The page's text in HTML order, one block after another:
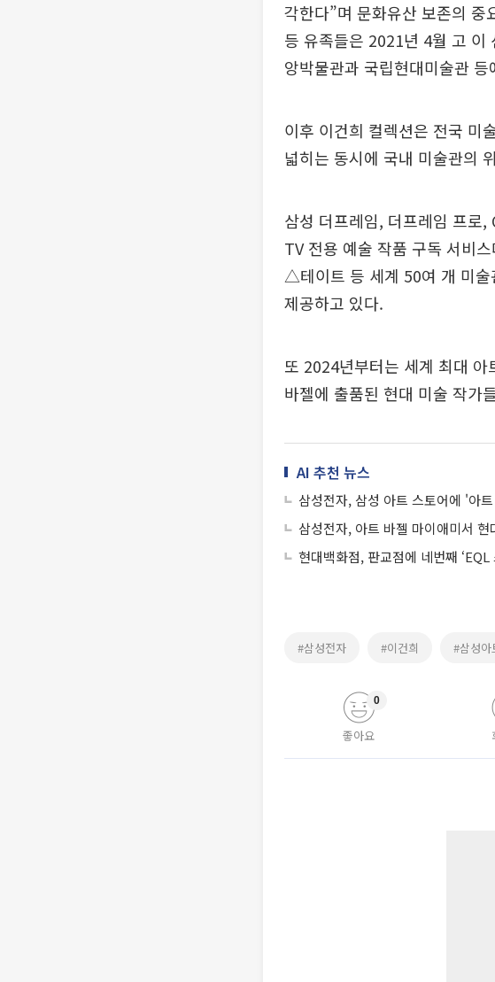
각한다”며 문화유산 보존의
등 유족들은 2021년 4월 고 이
앙박물관과 국립현대미술관 등
이후 이건희 컬렉션은 전국 미
넓히는 동시에 국내 미술관의
삼성 더프레임, 더프레임 프로
TV 전용 예술 작품 구독 서비
△테이트 등 세계 50여 개 미
제공하고 있다.
또 2024년부터는 세계 최대 아
바젤에 출품된 현대 미술 작가
AI 추천 뉴스
삼성전자, 삼성 아트 스토어에 '아
삼성전자, 아트 바젤 마이애미서 현
현대백화점, 판교점에 네번째 ‘EQL
#삼성전자 #이건희 #삼성아
좋아요
0